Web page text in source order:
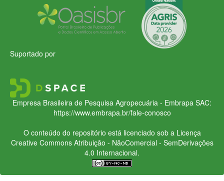
Suportado por
Empresa Brasileira de Pesquisa Agropecuária - Embrapa SAC:
https://www.embrapa.br/fale-conosco
O conteúdo do repositório está licenciado sob a Licença
Creative CommonsAtribuição - NãoComercial - SemDerivações
4.0 Internacional.